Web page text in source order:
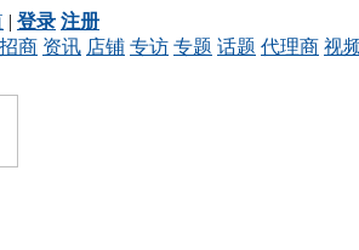
| 登录 注册
招商 资讯 店铺 专访 专题 话题 代理商 视